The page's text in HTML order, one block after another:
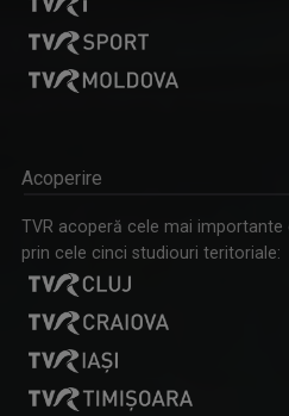
Acoperire
TVR acoperă cele mai importante
prin cele cinci studiouri teritoriale: